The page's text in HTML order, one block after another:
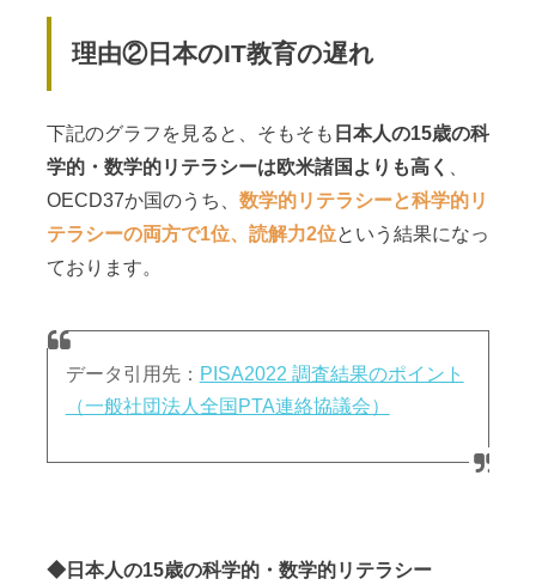
理由②日本のIT教育の遅れ
下記のグラフを見ると、そもそも 日本人の15歳の科
学的・数学的リテラシーは欧米諸国よりも高く
OECD37か国のうち、 数学的リテラシーと科学的リ
テラシーの両方で1位、読解力2位という結果になっ
ております。
データ引用先： PISA2022 調査結果のポイント
（一般社団法人全国PTA連絡協議会）
◆日本人の15歳の科学的・数学的リテラシー